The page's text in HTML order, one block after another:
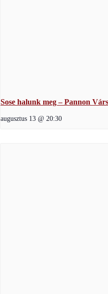
Sose halunk meg – Pannon
augusztus 13 @ 20:30